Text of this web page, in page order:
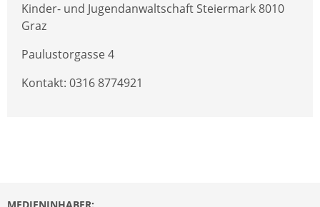
Kinder- und Jugendanwaltschaft Steiermark 8010
Graz
Paulustorgasse 4
Kontakt: 0316 8774921